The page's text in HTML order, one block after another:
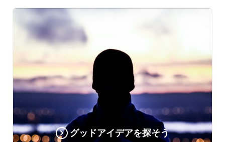
グッドアイデアを探そう